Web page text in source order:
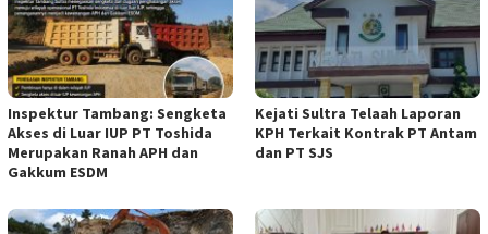
Inspektur Tambang: Sengketa
Akses di Luar IUP PT Toshida
Merupakan Ranah APH dan
Gakkum ESDM
Kejati Sultra Telaah Laporan
KPH Terkait Kontrak PT Antam
dan PT SJS